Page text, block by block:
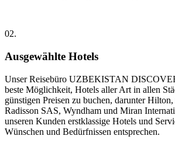
02.
Ausgewählte Hotels
Unser Reisebüro UZBEKISTAN
beste Möglichkeit, Hotels aller Art in allen
günstigen Preisen zu buchen, darunter
Radisson SAS, Wyndham und Miran
unseren Kunden erstklassige Hotels und
Wünschen und Bedürfnissen entsprechen.